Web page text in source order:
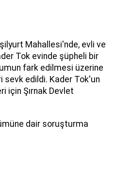
Mahallesi'nde, evli ve
Tok evinde şüpheli bir
fark edilmesi üzerine
sevk edildi. Kader Tok'un
için Şırnak Devlet
dair soruşturma